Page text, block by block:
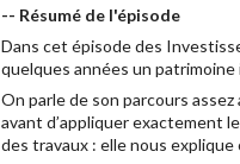
-- Résumé de l'épisode
Dans cet épisode des
quelques années un
On parle de son parcours
avant d’appliquer exactement
des travaux : elle nous